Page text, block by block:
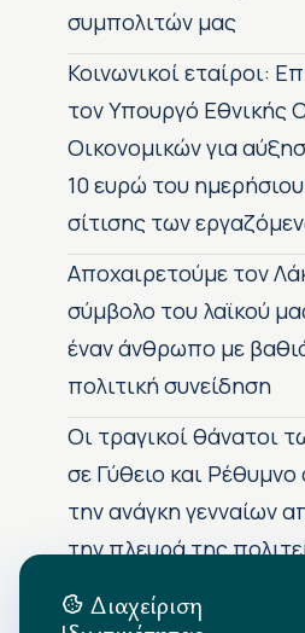
συμπολιτών μας
Κοινωνικοί εταίροι:
τον Υπουργό Εθνικής
Οικονομικών για
10 ευρώ του
σίτισης των
Αποχαιρετούμε τον
σύμβολο του λαϊκού
έναν άνθρωπο με
πολιτική συνείδηση
Οι τραγικοί θάνατοι
σε Γύθειο και Ρέθυμνο
την ανάγκη γενναίων
την πλευρά της
Διαχείριση